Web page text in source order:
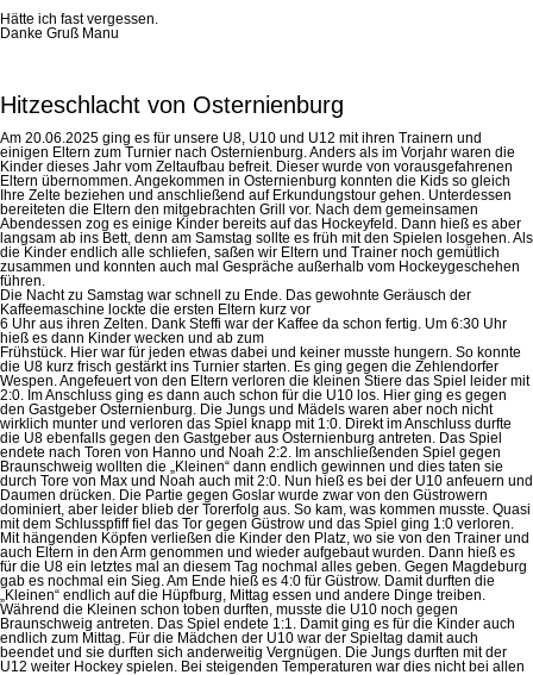
Hätte ich fast vergessen.
Danke Gruß Manu
Hitzeschlacht von Osternienburg
Am 20.06.2025 ging es für unsere U8, U10 und U12 mit ihren Trainern und
einigen Eltern zum Turnier nach Osternienburg. Anders als im Vorjahr waren die
Kinder dieses Jahr vom Zeltaufbau befreit. Dieser wurde von vorausgefahrenen
Eltern übernommen. Angekommen in Osternienburg konnten die Kids so gleich
Ihre Zelte beziehen und anschließend auf Erkundungstour gehen. Unterdessen
bereiteten die Eltern den mitgebrachten Grill vor. Nach dem gemeinsamen
Abendessen zog es einige Kinder bereits auf das Hockeyfeld. Dann hieß es aber
langsam ab ins Bett, denn am Samstag sollte es früh mit den Spielen losgehen. Als
die Kinder endlich alle schliefen, saßen wir Eltern und Trainer noch gemütlich
zusammen und konnten auch mal Gespräche außerhalb vom Hockeygeschehen
führen.
Die Nacht zu Samstag war schnell zu Ende. Das gewohnte Geräusch der
Kaffeemaschine lockte die ersten Eltern kurz vor
6 Uhr aus ihren Zelten. Dank Steffi war der Kaffee da schon fertig. Um 6:30 Uhr
hieß es dann Kinder wecken und ab zum
Frühstück. Hier war für jeden etwas dabei und keiner musste hungern. So konnte
die U8 kurz frisch gestärkt ins Turnier starten. Es ging gegen die Zehlendorfer
Wespen. Angefeuert von den Eltern verloren die kleinen Stiere das Spiel leider mit
2:0. Im Anschluss ging es dann auch schon für die U10 los. Hier ging es gegen
den Gastgeber Osternienburg. Die Jungs und Mädels waren aber noch nicht
wirklich munter und verloren das Spiel knapp mit 1:0. Direkt im Anschluss durfte
die U8 ebenfalls gegen den Gastgeber aus Osternienburg antreten. Das Spiel
endete nach Toren von Hanno und Noah 2:2. Im anschließenden Spiel gegen
Braunschweig wollten die „Kleinen“ dann endlich gewinnen und dies taten sie
durch Tore von Max und Noah auch mit 2:0. Nun hieß es bei der U10 anfeuern und
Daumen drücken. Die Partie gegen Goslar wurde zwar von den Güstrowern
dominiert, aber leider blieb der Torerfolg aus. So kam, was kommen musste. Quasi
mit dem Schlusspfiff fiel das Tor gegen Güstrow und das Spiel ging 1:0 verloren.
Mit hängenden Köpfen verließen die Kinder den Platz, wo sie von den Trainer und
auch Eltern in den Arm genommen und wieder aufgebaut wurden. Dann hieß es
für die U8 ein letztes mal an diesem Tag nochmal alles geben. Gegen Magdeburg
gab es nochmal ein Sieg. Am Ende hieß es 4:0 für Güstrow. Damit durften die
„Kleinen“ endlich auf die Hüpfburg, Mittag essen und andere Dinge treiben.
Während die Kleinen schon toben durften, musste die U10 noch gegen
Braunschweig antreten. Das Spiel endete 1:1. Damit ging es für die Kinder auch
endlich zum Mittag. Für die Mädchen der U10 war der Spieltag damit auch
beendet und sie durften sich anderweitig Vergnügen. Die Jungs durften mit der
U12 weiter Hockey spielen. Bei steigenden Temperaturen war dies nicht bei allen